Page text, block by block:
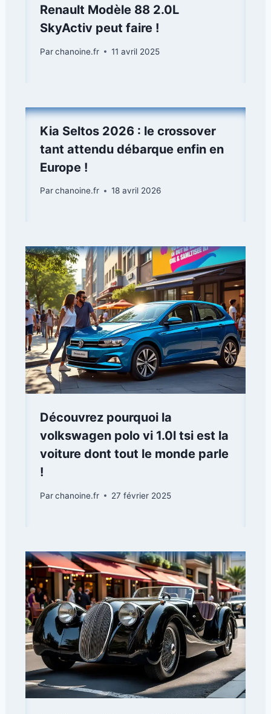
Renault Modèle 88 2.0L
SkyActiv peut faire !
Parchanoine.fr 11 avril 2025
Kia Seltos 2026 : le crossover
tant attendu débarque enfin en
Europe !
Parchanoine.fr 18 avril 2026
Découvrez pourquoi la
volkswagen polo vi 1.0l tsi est la
voiture dont tout le monde parle
!
Parchanoine.fr 27 février 2025